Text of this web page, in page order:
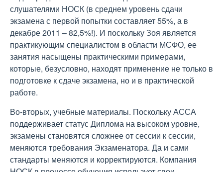
слушателями НОСК (в среднем уровень сдачи
экзамена с первой попытки составляет 55%, а в
декабре 2011 – 82,5%!). И поскольку Зоя является
практикующим специалистом в области МСФО, ее
занятия насыщены практическими примерами,
которые, безусловно, находят применение не только в
подготовке к сдаче экзамена, но и в практической
работе.
Во-вторых, учебные материалы. Поскольку АССА
поддерживает статус Диплома на высоком уровне,
экзамены становятся сложнее от сессии к сессии,
меняются требования Экзаменатора. Да и сами
стандарты меняются и корректируются. Компания